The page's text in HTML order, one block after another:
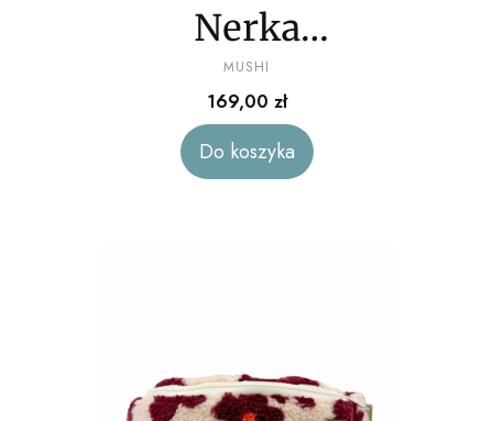
Nerka
"Brzoskwiniowy"
sztruks
PRODUCENT
MUSHI
Cena
169,00 zł
Do koszyka